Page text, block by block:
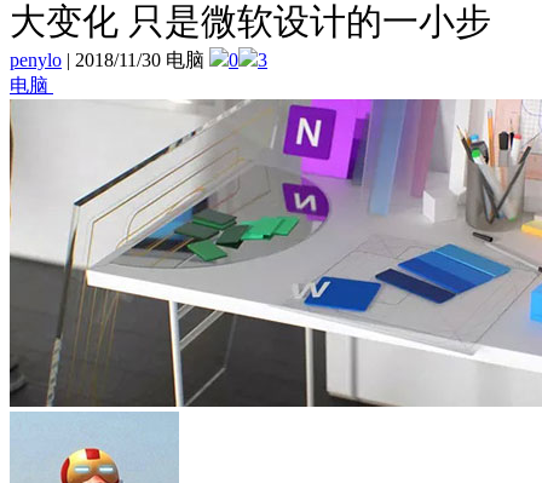
大变化 只是微软设计的一小步
penylo | 2018/11/30 电脑 0
3
电脑